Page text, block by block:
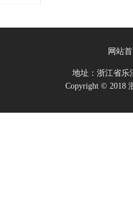
网站
地址：浙江省
Copyright © 2018